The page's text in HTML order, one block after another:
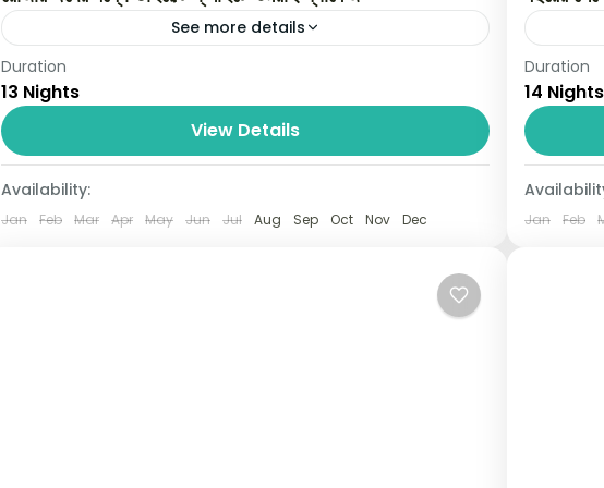
See more details
আপনি কি চলতি বছর ২০২৪ সালে পবিত্র মক্কা ও মদিনায় ওমরাহ যাত্রার পরিকল্পনা
করছেন? ডাইরেক্ট ফ্লাইটে ওমরাহ প্যাকেজ দিচ্ছি স্পেসাল অফারে । জিলহজ্জ গ্রুপ
01 Person
Duration
13 Nights
View Details
Availability:
Jan Feb Mar Apr May Jun Jul Aug Sep Oct Nov Dec
বছরের
জন্য
01
Duration
14 Nights
Jan Feb